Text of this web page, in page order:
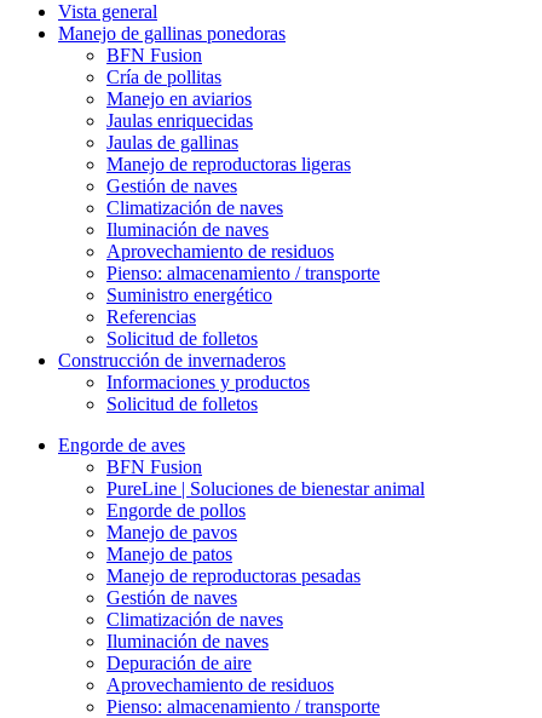
Vista general
Manejo de gallinas ponedoras
BFN Fusion
Cría de pollitas
Manejo en aviarios
Jaulas enriquecidas
Jaulas de gallinas
Manejo de reproductoras ligeras
Gestión de naves
Climatización de naves
Iluminación de naves
Aprovechamiento de residuos
Pienso: almacenamiento / transporte
Suministro energético
Referencias
Solicitud de folletos
Construcción de invernaderos
Informaciones y productos
Solicitud de folletos
Engorde de aves
BFN Fusion
PureLine | Soluciones de bienestar animal
Engorde de pollos
Manejo de pavos
Manejo de patos
Manejo de reproductoras pesadas
Gestión de naves
Climatización de naves
Iluminación de naves
Depuración de aire
Aprovechamiento de residuos
Pienso: almacenamiento / transporte